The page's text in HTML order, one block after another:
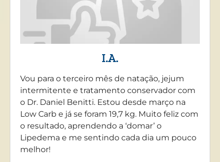
I.A.
Vou para o terceiro mês de natação, jejum
intermitente e tratamento conservador com
o Dr. Daniel Benitti. Estou desde março na
Low Carb e já se foram 19,7 kg. Muito feliz com
o resultado, aprendendo a ‘domar’ o
Lipedema e me sentindo cada dia um pouco
melhor!